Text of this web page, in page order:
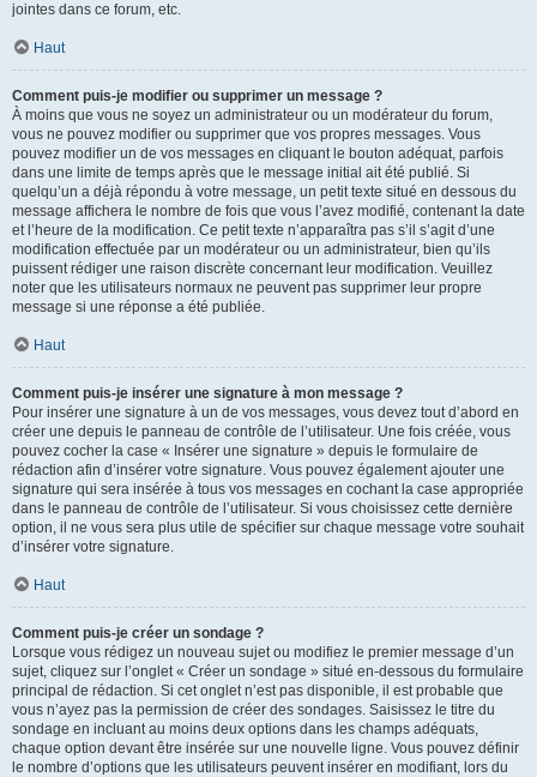
jointes dans ce forum, etc.
Haut
Comment puis-je modifier ou supprimer un message ?
À moins que vous ne soyez un administrateur ou un modérateur du forum,
vous ne pouvez modifier ou supprimer que vos propres messages. Vous
pouvez modifier un de vos messages en cliquant le bouton adéquat, parfois
dans une limite de temps après que le message initial ait été publié. Si
quelqu’un a déjà répondu à votre message, un petit texte situé en dessous du
message affichera le nombre de fois que vous l’avez modifié, contenant la date
et l’heure de la modification. Ce petit texte n’apparaîtra pas s’il s’agit d’une
modification effectuée par un modérateur ou un administrateur, bien qu’ils
puissent rédiger une raison discrète concernant leur modification. Veuillez
noter que les utilisateurs normaux ne peuvent pas supprimer leur propre
message si une réponse a été publiée.
Haut
Comment puis-je insérer une signature à mon message ?
Pour insérer une signature à un de vos messages, vous devez tout d’abord en
créer une depuis le panneau de contrôle de l’utilisateur. Une fois créée, vous
pouvez cocher la case « Insérer une signature » depuis le formulaire de
rédaction afin d’insérer votre signature. Vous pouvez également ajouter une
signature qui sera insérée à tous vos messages en cochant la case appropriée
dans le panneau de contrôle de l’utilisateur. Si vous choisissez cette dernière
option, il ne vous sera plus utile de spécifier sur chaque message votre souhait
d’insérer votre signature.
Haut
Comment puis-je créer un sondage ?
Lorsque vous rédigez un nouveau sujet ou modifiez le premier message d’un
sujet, cliquez sur l’onglet « Créer un sondage » situé en-dessous du formulaire
principal de rédaction. Si cet onglet n’est pas disponible, il est probable que
vous n’ayez pas la permission de créer des sondages. Saisissez le titre du
sondage en incluant au moins deux options dans les champs adéquats,
chaque option devant être insérée sur une nouvelle ligne. Vous pouvez définir
le nombre d’options que les utilisateurs peuvent insérer en modifiant, lors du